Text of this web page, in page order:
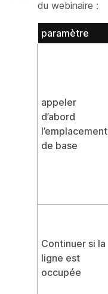
du webinaire :
paramètre
appeler
d’abord
l’emplacement
de base
Continuer si la
ligne est
occupée